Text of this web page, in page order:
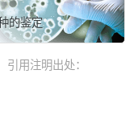
的鉴定
用注明出处：